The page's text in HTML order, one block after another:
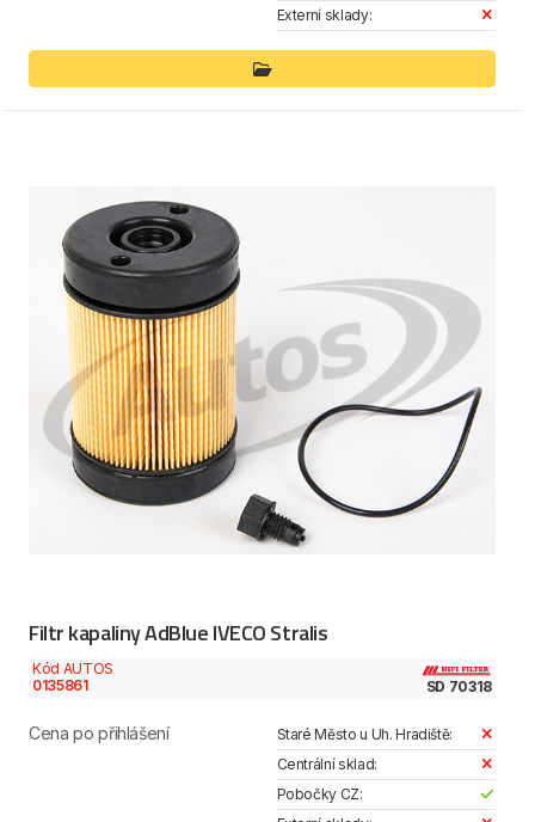
Externí sklady:
Filtr kapaliny AdBlue IVECO Stralis
Kód AUTOS
0135861
SD 70318
Cena po přihlášení
Staré Město u Uh. Hradiště:
Centrální sklad:
Pobočky CZ: